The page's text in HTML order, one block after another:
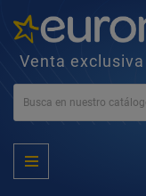
Venta